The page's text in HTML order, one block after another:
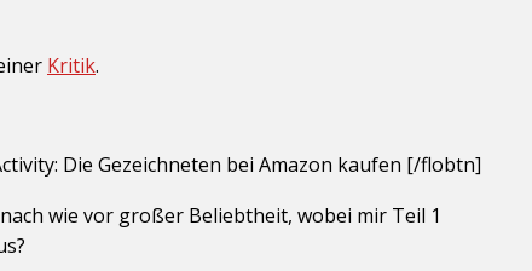
Kritik.
Die Gezeichneten bei Amazon kaufen [/flobtn]
wie vor großer Beliebtheit, wobei mir Teil 1